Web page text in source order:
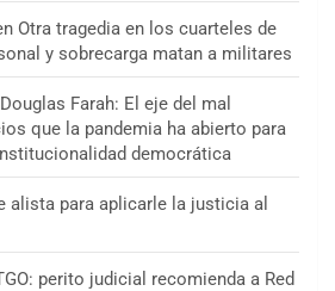
Otra tragedia en los cuarteles de
y sobrecarga matan a militares
Douglas Farah: El eje del mal
que la pandemia ha abierto para
democrática
alista para aplicarle la justicia al
perito judicial recomienda a Red